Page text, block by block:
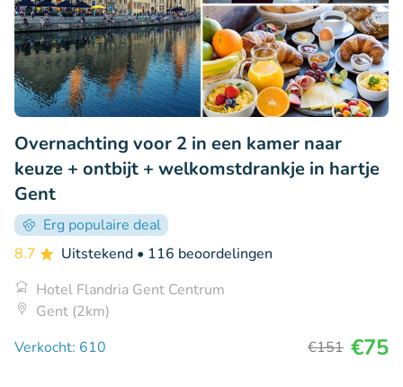
Overnachting voor 2 in een kamer naar
keuze + ontbijt + welkomstdrankje in hartje
Gent
Erg populaire deal
8.7
Uitstekend • 116 beoordelingen
Hotel Flandria Gent Centrum
Gent (2km)
Verkocht: 610
€151 €75